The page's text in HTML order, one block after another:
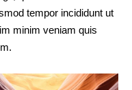
tempor incididunt ut
minim veniam quis